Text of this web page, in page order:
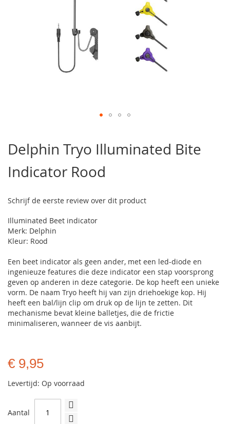
het
begin
van
de
gallerij
Delphin Tryo Illuminated Bite
Indicator Rood
Schrijf de eerste review over dit product
Illuminated Beet indicator
Merk: Delphin
Kleur: Rood
Een beet indicator als geen ander, met een led-diode en
ingenieuze features die deze indicator een stap voorsprong
geven op anderen in deze categorie. De kop heeft een unieke
vorm. De naam Tryo heeft hij van zijn driehoekige kop. Hij
heeft een bal/lijn clip om druk op de lijn te zetten. Dit
mechanisme bevat kleine balletjes, die de frictie
minimaliseren, wanneer de vis aanbijt.
€ 9,95
Levertijd: Op voorraad
Aantal